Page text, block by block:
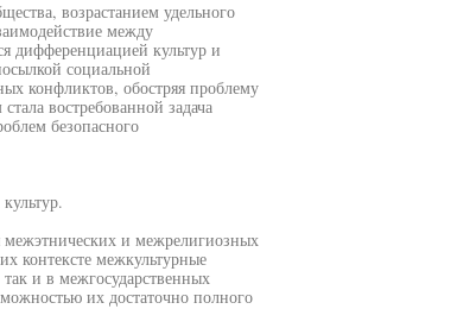
возрастанием удельного
между
дифференциацией культур и
социальной
конфликтов, обостряя проблему
востребованной задача
безопасного
межэтнических и межрелигиозных
контексте межкультурные
и в межгосударственных
их достаточно полного